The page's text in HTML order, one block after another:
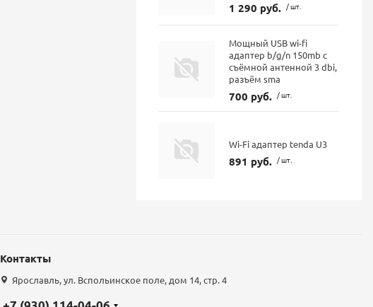
1 290 руб. / шт.
Мощный USB wi-fi
адаптер b/g/n 150mb с
съёмной антенной 3 dbi,
разъём sma
700 руб. / шт.
Wi-Fi адаптер tenda U3
891 руб. / шт.
Контакты
Ярославль, ул. Вспольинское поле, дом 14, стр. 4